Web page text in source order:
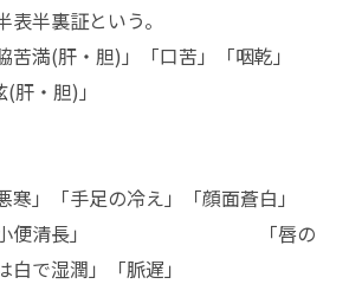
半裏証という。
苦満(肝・胆)」「口苦」「咽乾」
肝・胆)」
「手足の冷え」「顔面蒼白」
」「小便清長」 「唇の
で湿潤」「脈遅」